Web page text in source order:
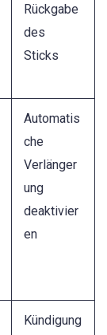
Rückgabe
des
Sticks
Automatis
che
Verlänger
ung
deaktivier
en
Kündigung